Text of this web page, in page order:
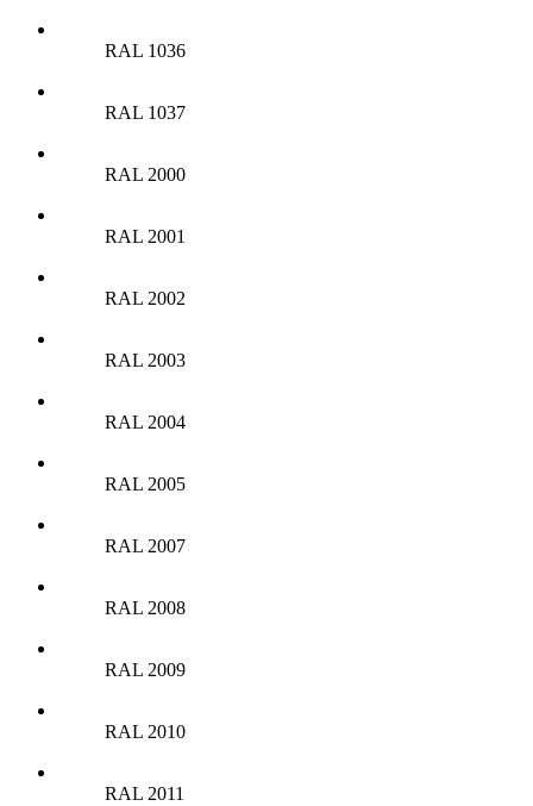
RAL 1036
RAL 1037
RAL 2000
RAL 2001
RAL 2002
RAL 2003
RAL 2004
RAL 2005
RAL 2007
RAL 2008
RAL 2009
RAL 2010
RAL 2011